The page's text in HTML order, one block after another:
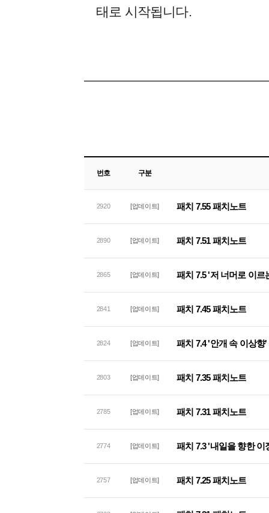
태로 시작됩니다.
번호 구분
2920 [업데이트] 패치 7.55 패치노트
2890 [업데이트] 패치 7.51 패치노트
2865 [업데이트] 패치 7.5 '저 너머로 이르
2841 [업데이트] 패치 7.45 패치노트
2824 [업데이트] 패치 7.4 '안개 속 이상향
2803 [업데이트] 패치 7.35 패치노트
2785 [업데이트] 패치 7.31 패치노트
2774 [업데이트] 패치 7.3 '내일을 향한 이
2757 [업데이트] 패치 7.25 패치노트